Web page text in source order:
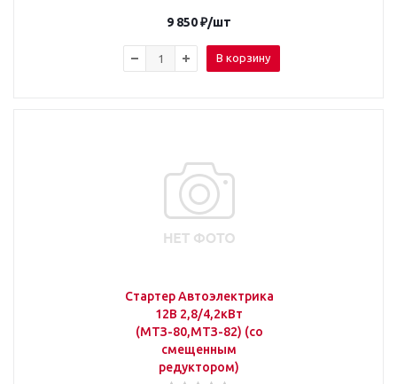
9 850₽/шт
В корзину
Стартер Автоэлектрика
12В 2,8/4,2кВт
(МТЗ-80,МТЗ-82) (со
смещенным
редуктором)